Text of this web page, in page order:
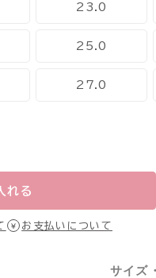
23.0
25.0
27.0
れる
お支払いについて
サイズ